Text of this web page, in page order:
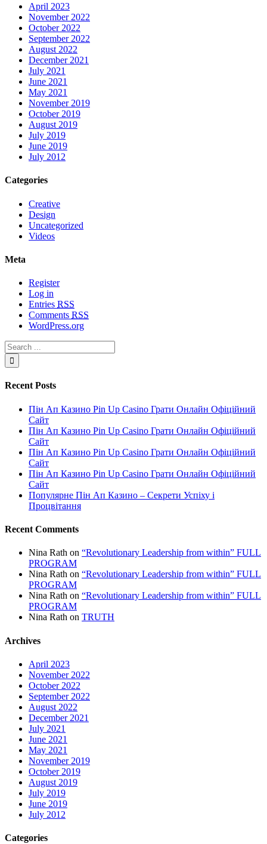
April 2023
November 2022
October 2022
September 2022
August 2022
December 2021
July 2021
June 2021
May 2021
November 2019
October 2019
August 2019
July 2019
June 2019
July 2012
Categories
Creative
Design
Uncategorized
Videos
Meta
Register
Log in
Entries RSS
Comments RSS
WordPress.org
Recent Posts
Пін Ап Казино Pin Up Casino Грати Онлайн Офіційний
Сайт
Пін Ап Казино Pin Up Casino Грати Онлайн Офіційний
Сайт
Пін Ап Казино Pin Up Casino Грати Онлайн Офіційний
Сайт
Пін Ап Казино Pin Up Casino Грати Онлайн Офіційний
Сайт
Популярне Пін Ап Казино – Секрети Успіху і
Процвітання
Recent Comments
Nina Rath on “Revolutionary Leadership from within” FULL
PROGRAM
Nina Rath on “Revolutionary Leadership from within” FULL
PROGRAM
Nina Rath on “Revolutionary Leadership from within” FULL
PROGRAM
Nina Rath on TRUTH
Archives
April 2023
November 2022
October 2022
September 2022
August 2022
December 2021
July 2021
June 2021
May 2021
November 2019
October 2019
August 2019
July 2019
June 2019
July 2012
Categories